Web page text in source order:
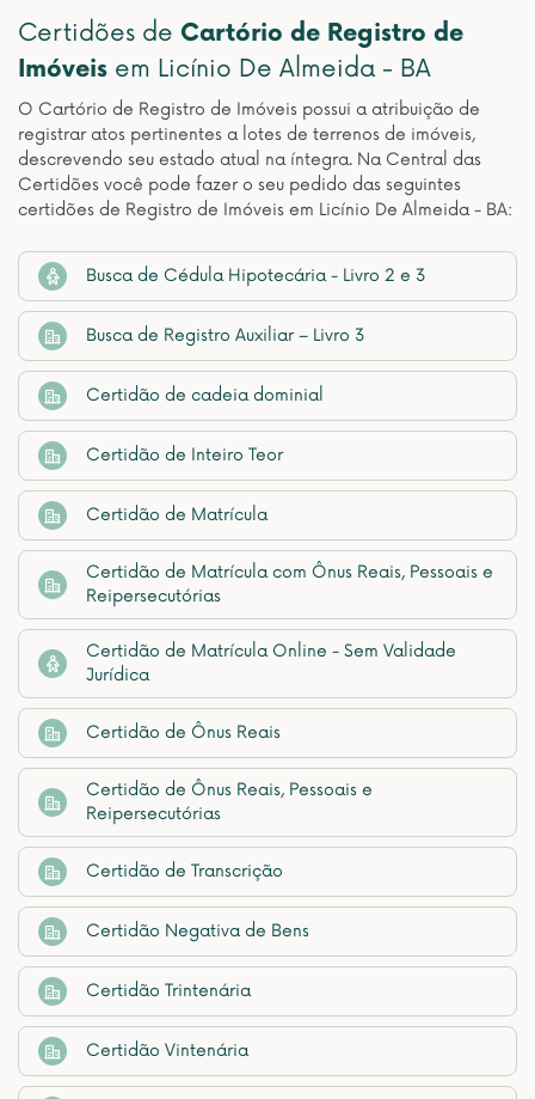
Certidões de Cartório de Registro de
Imóveis em Licínio De Almeida - BA
O Cartório de Registro de Imóveis possui a atribuição de
registrar atos pertinentes a lotes de terrenos de imóveis,
descrevendo seu estado atual na íntegra. Na Central das
Certidões você pode fazer o seu pedido das seguintes
certidões de Registro de Imóveis em Licínio De Almeida - BA:
Busca de Cédula Hipotecária - Livro 2 e 3
Busca de Registro Auxiliar – Livro 3
Certidão de cadeia dominial
Certidão de Inteiro Teor
Certidão de Matrícula
Certidão de Matrícula com Ônus Reais, Pessoais e
Reipersecutórias
Certidão de Matrícula Online - Sem Validade
Jurídica
Certidão de Ônus Reais
Certidão de Ônus Reais, Pessoais e
Reipersecutórias
Certidão de Transcrição
Certidão Negativa de Bens
Certidão Trintenária
Certidão Vintenária